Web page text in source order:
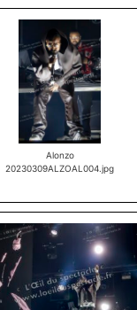
Alonzo
20230309ALZOAL004.jpg